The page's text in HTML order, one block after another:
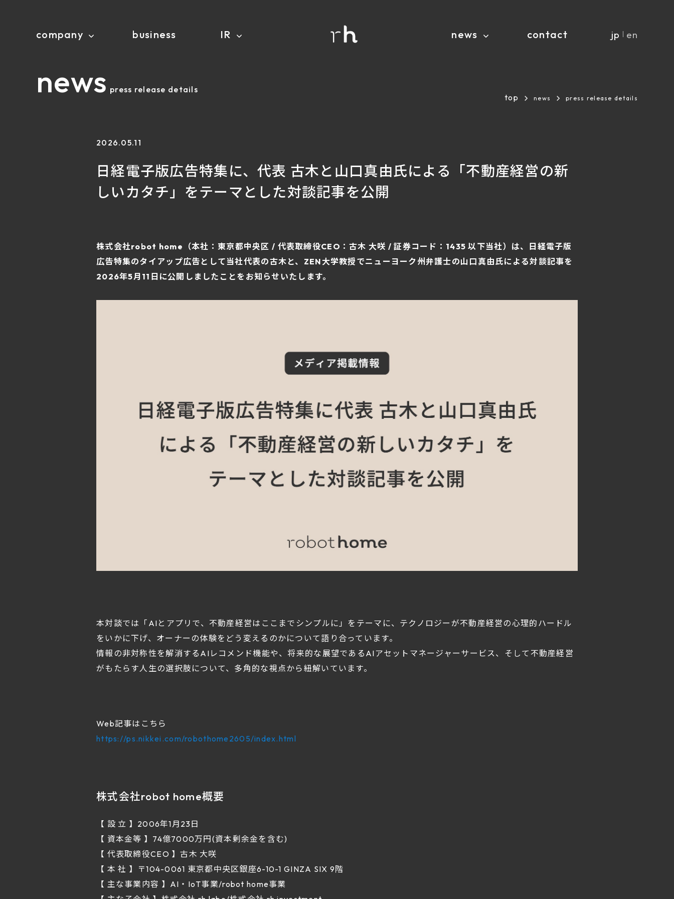
company business IR news contact jp en
news press release details
top
news press release details
2026.05.11
日経電子版広告特集に、代表 古木と山口真由氏による「不動産経営の新
しいカタチ」をテーマとした対談記事を公開
株式会社robot home（本社：東京都中央区 / 代表取締役CEO：古木 大咲 / 証券コード：1435 以下当社）は、日経電子版
広告特集のタイアップ広告として当社代表の古木と、ZEN大学教授でニューヨーク州弁護士の山口真由氏による対談記事を
2026年5月11日に公開しましたことをお知らせいたします。
本対談では「AIとアプリで、不動産経営はここまでシンプルに」をテーマに、テクノロジーが不動産経営の心理的ハードル
をいかに下げ、オーナーの体験をどう変えるのかについて語り合っています。
情報の非対称性を解消するAIレコメンド機能や、将来的な展望であるAIアセットマネージャーサービス、そして不動産経営
がもたらす人生の選択肢について、多角的な視点から紐解いています。
Web記事はこちら
https://ps.nikkei.com/robothome2605/index.html
株式会社robot home概要
【 設 立 】2006年1月23日
【 資本金等 】74億7000万円(資本剰余金を含む)
【 代表取締役CEO 】古木 大咲
【 本 社 】〒104-0061 東京都中央区銀座6-10-1 GINZA SIX 9階
【 主な事業内容 】AI・IoT事業/robot home事業